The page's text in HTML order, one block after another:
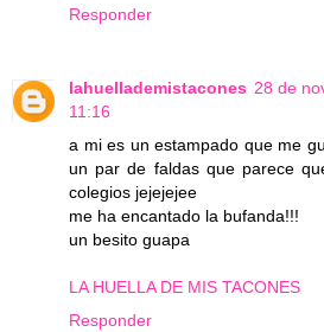
Responder
lahuellademistacones 28 de
11:16
a mi es un estampado que me
un par de faldas que parece
colegios jejejejee
me ha encantado la bufanda!!!
un besito guapa
LA HUELLA DE MIS TACONES
Responder